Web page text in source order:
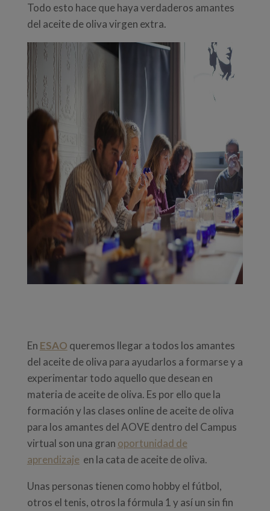
Todo esto hace que haya verdaderos amantes
del aceite de oliva virgen extra.
En ESAO queremos llegar a todos los amantes
del aceite de oliva para ayudarlos a formarse y a
experimentar todo aquello que desean en
materia de aceite de oliva. Es por ello que la
formación y las clases online de aceite de oliva
para los amantes del AOVE dentro del Campus
virtual son una gran oportunidad de
aprendizajeen la cata de aceite de oliva.
Unas personas tienen como hobby el fútbol,
otros el tenis, otros la fórmula 1 y así un sin fin